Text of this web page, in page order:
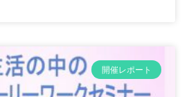
開催レポート